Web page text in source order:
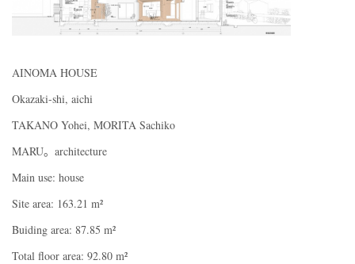
AINOMA HOUSE
Okazaki-shi, aichi
TAKANO Yohei, MORITA Sachiko
MARU。architecture
Main use: house
Site area: 163.21 m²
Buiding area: 87.85 m²
Total floor area: 92.80 m²